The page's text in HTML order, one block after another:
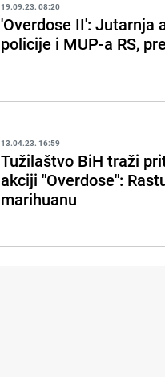
19.09.23. 08:20
'Overdose II': Jutarnja
policije i MUP-a RS,
13.04.23. 16:59
Tužilaštvo BiH traži
akciji "Overdose":
marihuanu